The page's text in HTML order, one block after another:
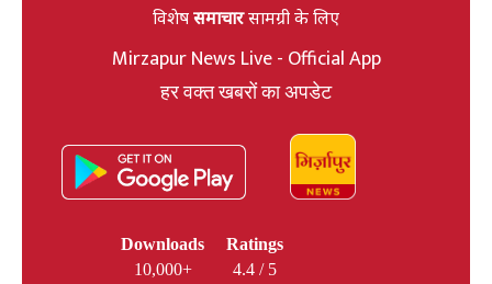
विशेषसमाचारसामग्री के लिए
Mirzapur News Live - Official App
हर वक्त खबरों का अपडेट
Downloads
10,000+
Ratings
4.4 / 5